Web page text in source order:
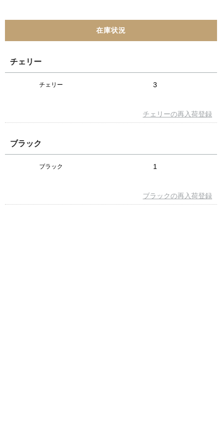
チェリー
チェリー 3
チェリーの再入荷登録
ブラック
ブラック 1
ブラックの再入荷登録